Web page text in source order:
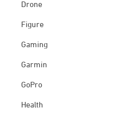
Drone
Figure
Gaming
Garmin
GoPro
Health